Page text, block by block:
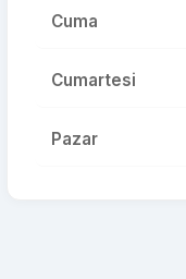
Cuma
Cumartesi
Pazar